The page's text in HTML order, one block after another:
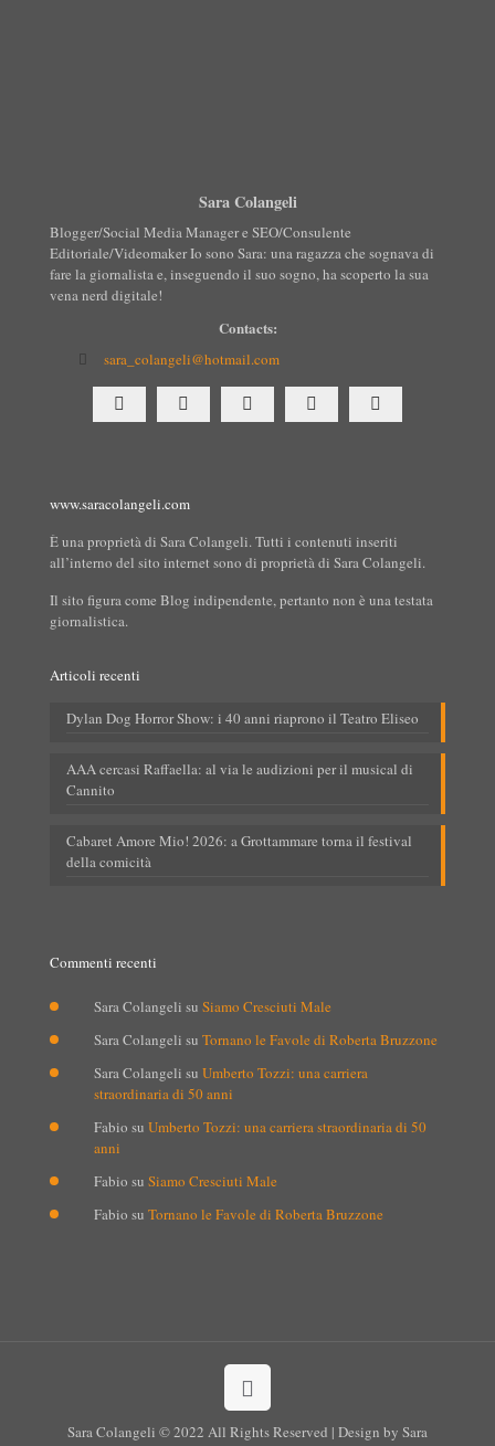
Sara Colangeli
Blogger/Social Media Manager e SEO/Consulente
Editoriale/Videomaker Io sono Sara: una ragazza che sognava di
fare la giornalista e, inseguendo il suo sogno, ha scoperto la sua
vena nerd digitale!
Contacts:
sara_colangeli@hotmail.com
www.saracolangeli.com
È una proprietà di Sara Colangeli. Tutti i contenuti inseriti
all’interno del sito internet sono di proprietà di Sara Colangeli.
Il sito figura come Blog indipendente, pertanto non è una testata
giornalistica.
Articoli recenti
Dylan Dog Horror Show: i 40 anni riaprono il Teatro Eliseo
AAA cercasi Raffaella: al via le audizioni per il musical di
Cannito
Cabaret Amore Mio! 2026: a Grottammare torna il festival
della comicità
Commenti recenti
Sara Colangeli su Siamo Cresciuti Male
Sara Colangeli su Tornano le Favole di Roberta Bruzzone
Sara Colangeli su Umberto Tozzi: una carriera
straordinaria di 50 anni
Fabio su Umberto Tozzi: una carriera straordinaria di 50
anni
Fabio su Siamo Cresciuti Male
Fabio su Tornano le Favole di Roberta Bruzzone
Sara Colangeli © 2022 All Rights Reserved | Design by Sara